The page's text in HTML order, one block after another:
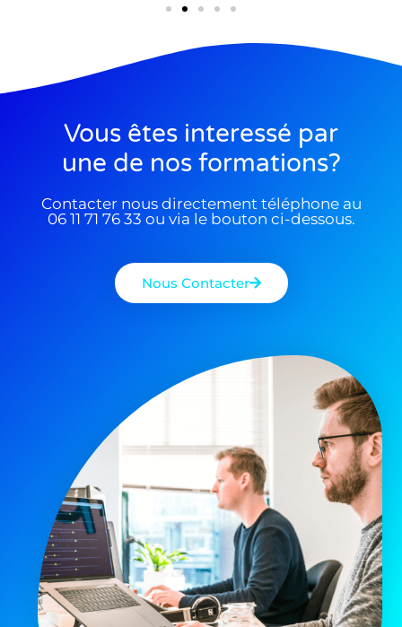
Vous êtes interessé par
une de nos formations?
Contacter nous directement téléphone au
06 11 71 76 33 ou via le bouton ci-dessous.
Nous Contacter